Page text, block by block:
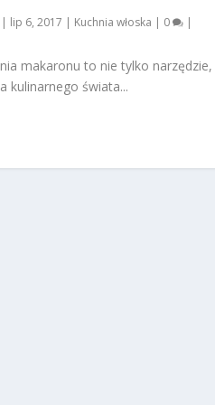
| lip 6, 2017 | Kuchnia włoska | 0 |
makaronu to nie tylko narzędzie,
kulinarnego świata...